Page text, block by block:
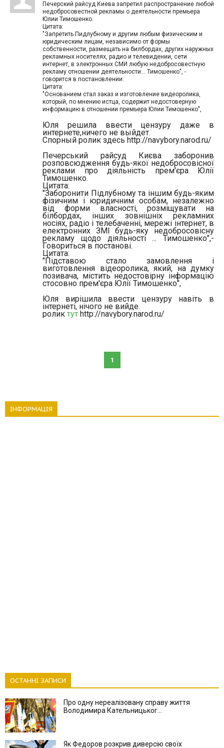
Печерский райсуд Киева запретил распространение любой
недобросовестной рекламы о деятельности премьера
Юлии Тимошенко.
Цитата:
"Запретить Пидлубному и другим любым физическим и
юридическим лицам, независимо от формы
собственности, размещать на билбордах, других наружных
рекламных носителях, радио и телевидении, сети
интернет, в электронных СМИ любую недобросовестную
рекламу отношении деятельности… Тимошенко", -
говорится в постановлении.
Цитата:
"Основанием стал заказ и изготовление видеоролика,
который, по мнению истца, содержит недостоверную
информацию в отношении премьера Юлии Тимошенко",
Юля решила ввести цензуру даже в
интернете,ничего не выйдет.
Спорный ролик здесь http://navybory.narod.ru/
Печерський райсуд Києва заборонив
розповсюдження будь-якої недобросовісної
реклами про діяльність прем'єра Юлії
Тимошенко.
Цитата:
"Заборонити Підлубному та іншим будь-яким
фізичним і юридичним особам, незалежно
від форми власності, розміщувати на
білбордах, інших зовнішніх рекламних
носіях, радіо і телебаченні, мережі інтернет, в
електронних ЗМІ будь-яку недобросовісну
рекламу щодо діяльності ... Тимошенко",-
Говориться в постанові.
Цитата:
"Підставою стало замовлення і
виготовлення відеоролика, який, на думку
позивача, містить недостовірну інформацію
стосовно прем'єра Юлії Тимошенко",
Юля вирішила ввести цензуру навіть в
інтернеті, нічого не вийде.
ролик тут http://navybory.narod.ru/
1
ІНФОРМАЦІЯ
ОСТАННІ ЗАПИСИ
Про одну нереалізовану справу життя
Володимира Кательницьког...
Як Федоров розкрив диверсію своїх